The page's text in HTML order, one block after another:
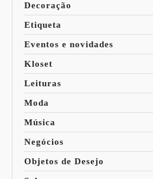
Decoração
Etiqueta
Eventos e novidades
Kloset
Leituras
Moda
Música
Negócios
Objetos de Desejo